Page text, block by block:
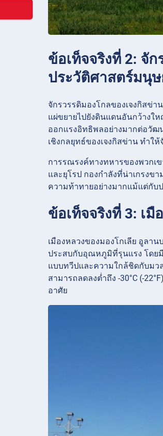
ข้อเท็จจริงที่ 2: จั
ประวัติศาสตร์มนุ
จักรวรรดิมองโกลของเจงกิสข่
แผ่ขยายไปยังดินแดนอันกว้างใ
ออกแรงอิทธิพลอย่างมากต่อวัฒ
เชิงกลยุทธ์ของเจงกิสข่าน ทำใ
การรณรงค์ทางทหารของพวกเ
และยุโรป กองกำลังที่น่าเกรงข
ความท้าทายอย่างมากแม้แต่กับ
ข้อเท็จจริงที่ 3: เ
เมืองหลวงของมองโกเลีย อูลา
ประสบกับอุณหภูมิที่รุนแรง โดย
แบบทวีปและความใกล้ชิดกับมว
สามารถลดลงต่ำถึง -30°C (-
อาศัย